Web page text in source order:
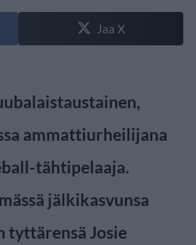
Jaa X
ammattiurheilijana
tähtipelaaja.
jälkikasvunsa
tyttärensä Josie